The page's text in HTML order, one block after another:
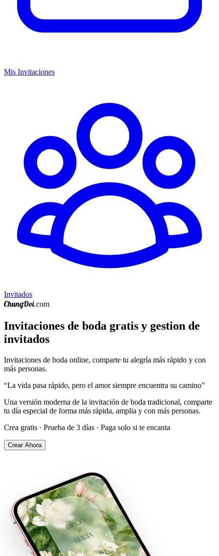
Mis Invitaciones
Invitados
ChungDoi.com
Invitaciones de boda gratis y gestion de
invitados
Invitaciones de boda online, comparte tu alegría más rápido y con
más personas.
“La vida pasa rápido, pero el amor siempre encuentra su camino”
Una versión moderna de la invitación de boda tradicional, comparte
tu día especial de forma más rápida, amplia y con más personas.
Crea gratis · Prueba de 3 días · Paga solo si te encanta
Crear Ahora